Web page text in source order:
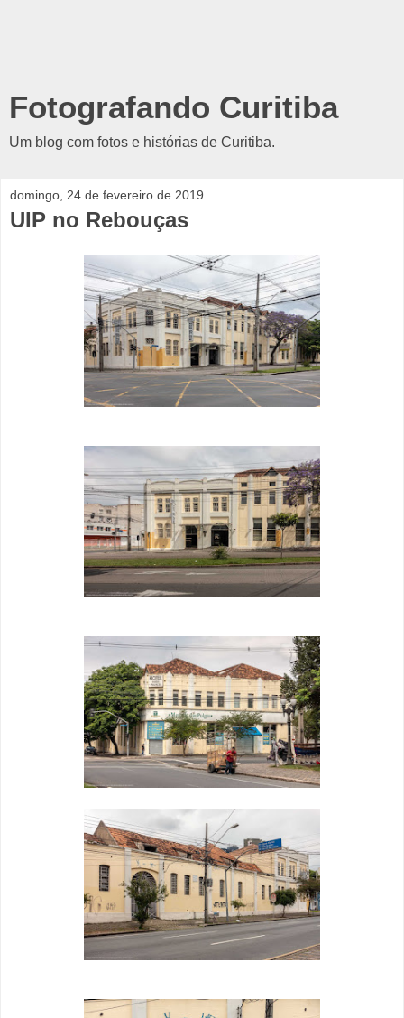
Fotografando Curitiba
Um blog com fotos e histórias de Curitiba.
domingo, 24 de fevereiro de 2019
UIP no Rebouças